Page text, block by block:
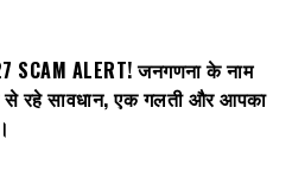
SCAM ALERT! जनगणना के नाम
से रहे सावधान, एक गलती और आपका